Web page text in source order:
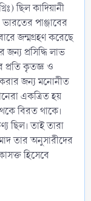
ছিল কাদিয়ানী
পাঞ্জাবের
জন্মগ্রহণ করেছে
জন্য প্রসিদ্ধি লাভ
প্রতি কৃতজ্ঞ ও
জন্য মনোনীত
একত্রিত হয়
বিরত থাকে।
ছিল। তাই তারা
তার অনুসারীদের
হিসেবে